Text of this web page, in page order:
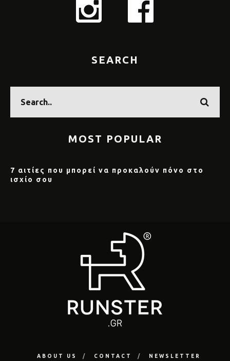
SEARCH
MOST POPULAR
7 αιτίες που μπορεί να προκαλούν πόνο στο
ισχίο σου
ABOUT US CONTACT
NEWSLETTER